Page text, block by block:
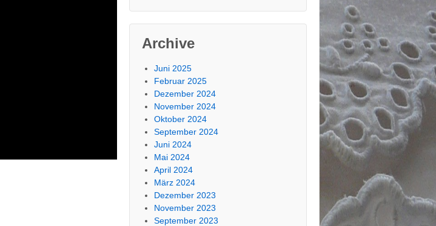
Archive
Juni 2025
Februar 2025
Dezember 2024
November 2024
Oktober 2024
September 2024
Juni 2024
Mai 2024
April 2024
März 2024
Dezember 2023
November 2023
September 2023